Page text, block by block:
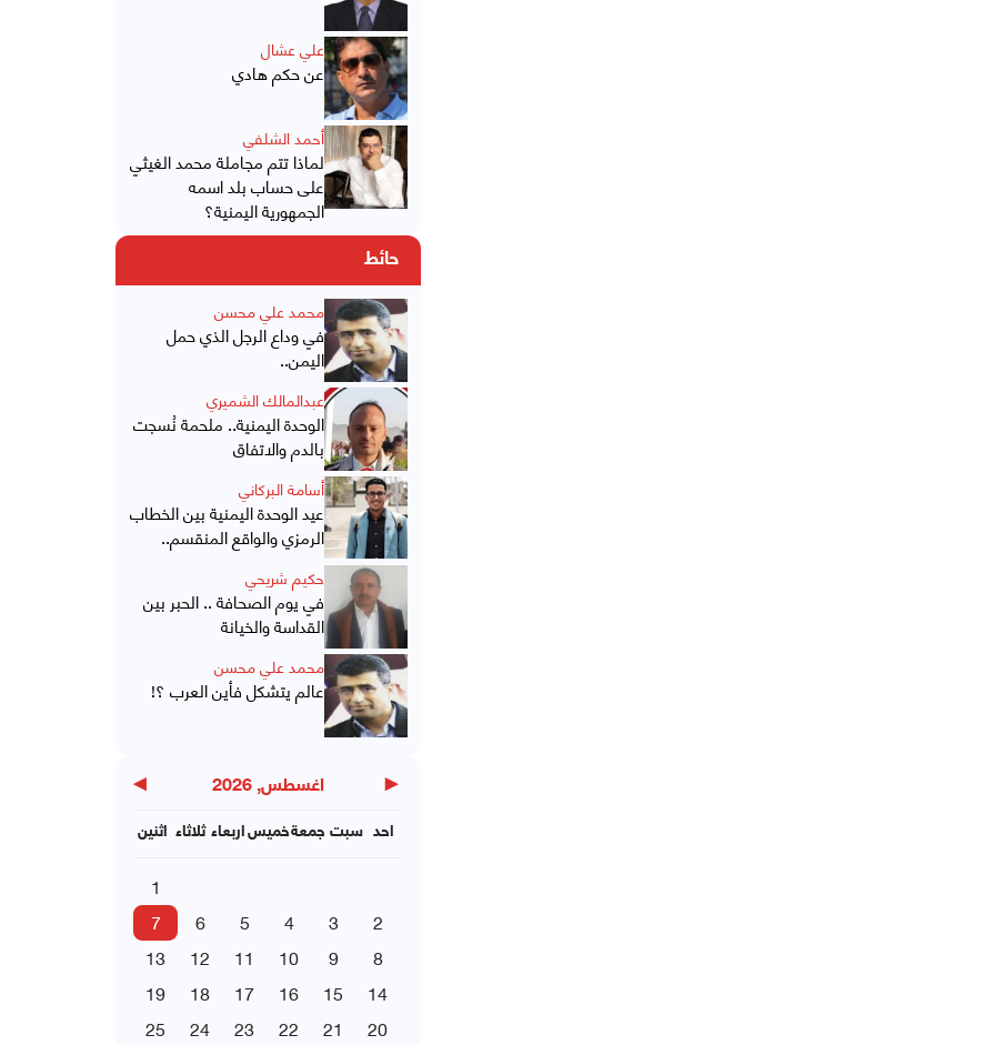
علي عشال
عن حكم هادي
أحمد الشلفي
لماذا تتم مجاملة محمد الغيثي
على حساب بلد اسمه
الجمهورية اليمنية؟
حائط
محمد علي محسن
في وداع الرجل الذي حمل
اليمن..
عبدالمالك الشميري
الوحدة اليمنية.. ملحمة نُسجت
بالدم والاتفاق
أسامة البركاني
عيد الوحدة اليمنية بين الخطاب
الرمزي والواقع المنقسم..
حكيم شريحي
في يوم الصحافة .. الحبر بين
القداسة والخيانة
محمد علي محسن
عالم يتشكل فأين العرب ؟!
◀ اغسطس, 2026 ▶
اثنين ثلاثاء اربعاءخميسجمعة سبت احد
1
2
3
4
5
6
7
8
9
10
11
12
13
14
15
16
17
18
19
20
21
22
23
24
25